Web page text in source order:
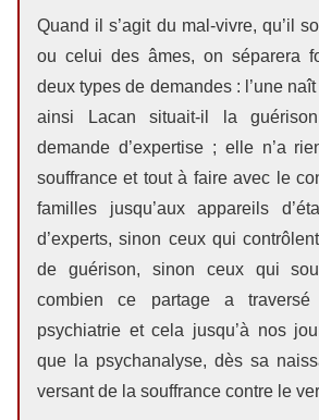
Quand il s’agit du mal-vivre, qu’il
ou celui des âmes, on séparera
deux types de demandes : l’une
ainsi Lacan situait-il la
demande d’expertise ; elle n’a
souffrance et tout à faire avec le
familles jusqu’aux appareils
d’experts, sinon ceux qui
de guérison, sinon ceux qui
combien ce partage a
psychiatrie et cela jusqu’à nos
que la psychanalyse, dès sa
versant de la souffrance contre le